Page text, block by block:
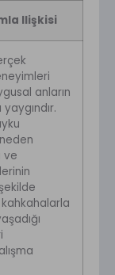
Ilişkisi
anların
ve